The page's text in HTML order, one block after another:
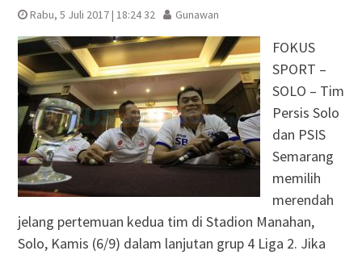
Rabu, 5 Juli 2017 | 18:24 32 Gunawan
FOKUS
SPORT –
SOLO – Tim
Persis Solo
dan PSIS
Semarang
memilih
merendah
jelang pertemuan kedua tim di Stadion Manahan,
Solo, Kamis (6/9) dalam lanjutan grup 4 Liga 2. Jika